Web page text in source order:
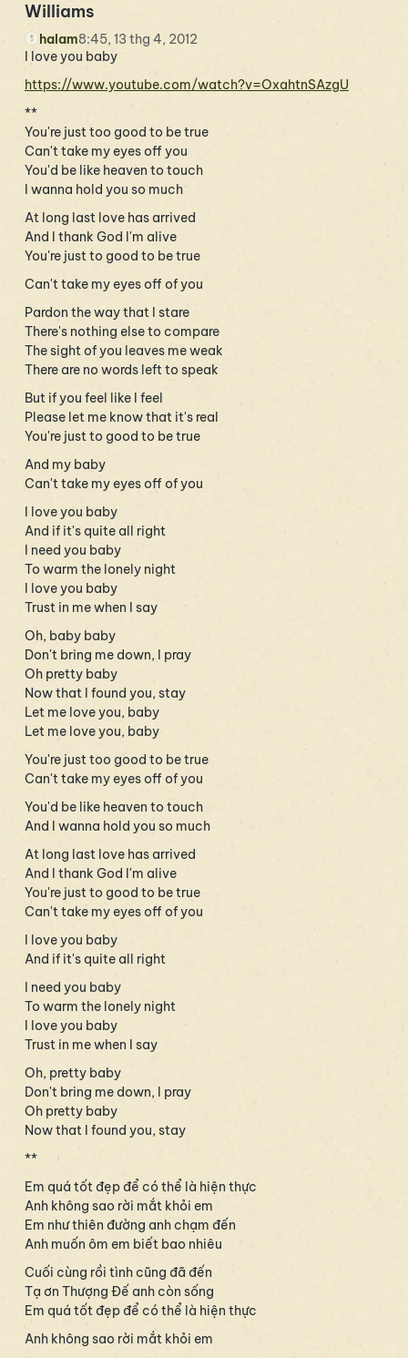
Williams
halam8:45, 13 thg 4, 2012
I love you baby
https://www.youtube.com/watch?v=OxahtnSAzgU
**
You're just too good to be true
Can't take my eyes off you
You'd be like heaven to touch
I wanna hold you so much
At long last love has arrived
And I thank God I'm alive
You're just to good to be true
Can't take my eyes off of you
Pardon the way that I stare
There's nothing else to compare
The sight of you leaves me weak
There are no words left to speak
But if you feel like I feel
Please let me know that it's real
You're just to good to be true
And my baby
Can't take my eyes off of you
I love you baby
And if it's quite all right
I need you baby
To warm the lonely night
I love you baby
Trust in me when I say
Oh, baby baby
Don't bring me down, I pray
Oh pretty baby
Now that I found you, stay
Let me love you, baby
Let me love you, baby
You're just too good to be true
Can't take my eyes off of you
You'd be like heaven to touch
And I wanna hold you so much
At long last love has arrived
And I thank God I'm alive
You're just to good to be true
Can't take my eyes off of you
I love you baby
And if it's quite all right
I need you baby
To warm the lonely night
I love you baby
Trust in me when I say
Oh, pretty baby
Don't bring me down, I pray
Oh pretty baby
Now that I found you, stay
**
Em quá tốt đẹp để có thể là hiện thực
Anh không sao rời mắt khỏi em
Em như thiên đường anh chạm đến
Anh muốn ôm em biết bao nhiêu
Cuối cùng rồi tình cũng đã đến
Tạ ơn Thượng Đế anh còn sống
Em quá tốt đẹp để có thể là hiện thực
Anh không sao rời mắt khỏi em